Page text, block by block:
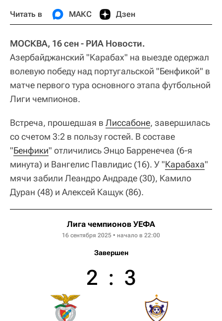
Читать в МАКС Дзен
МОСКВА, 16 сен - РИА Новости.
Азербайджанский "Карабах" на выезде одержал
волевую победу над португальской "Бенфикой" в
матче первого тура основного этапа футбольной
Лиги чемпионов.
Встреча, прошедшая в Лиссабоне, завершилась
со счетом 3:2 в пользу гостей. В составе
"Бенфики" отличились Энцо Барренечеа (6-я
минута) и Вангелис Павлидис (16). У "Карабаха"
мячи забили Леандро Андраде (30), Камило
Дуран (48) и Алексей Кащук (86).
Лига чемпионов УЕФА
16 сентября 2025 • начало в 22:00
Завершен
2 : 3